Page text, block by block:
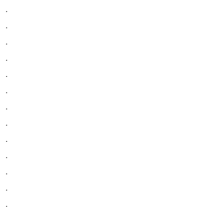
.
.
.
.
.
.
.
.
.
.
.
.
.